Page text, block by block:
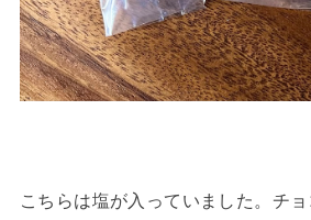
こちらは塩が入っていました。チ